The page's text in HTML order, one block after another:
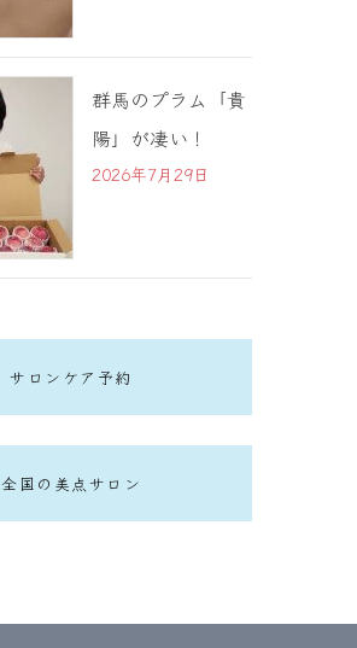
群馬のプラム「貴
陽」が凄い！
2026年7月29日
サロンケア予約
全国の美点サロン